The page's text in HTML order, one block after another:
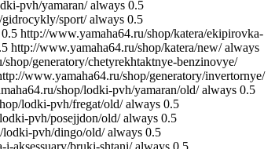
pvh/yamaran/ always 0.5
sport/ always 0.5
0.5 http://www.yamaha64.ru/shop/katera/ekipirovka-
http://www.yamaha64.ru/shop/katera/new/ always
generatory/chetyrekhtaktnye-benzinovye/
www.yamaha64.ru/shop/generatory/invertornye/
shop/lodki-pvh/yamaran/old/ always 0.5
lodki-pvh/fregat/old/ always 0.5
pvh/posejjdon/old/ always 0.5
lodki-pvh/dingo/old/ always 0.5
aksessuary/bruki-shtani/ always 0.5